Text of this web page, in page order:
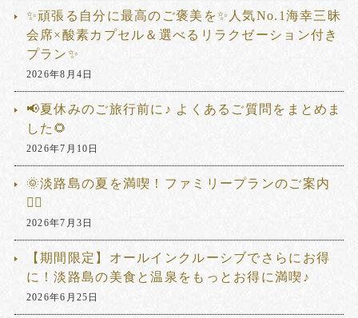
✨頑張る自分に最高のご褒美を✨人気No.1海幸三昧
会席×酸素カプセル＆選べるリラクゼーション付き
プラン✨
2026年8月4日
📢夏休みのご旅行前に♪ よくあるご質問をまとめま
した🌻
2026年7月10日
🌞淡路島の夏を満喫！ファミリープランのご案内
🏊‍♂️
2026年7月3日
【期間限定】オールインクルーシブでさらにお得
に！淡路島の美食と温泉をもっとお得に満喫♪
2026年6月25日